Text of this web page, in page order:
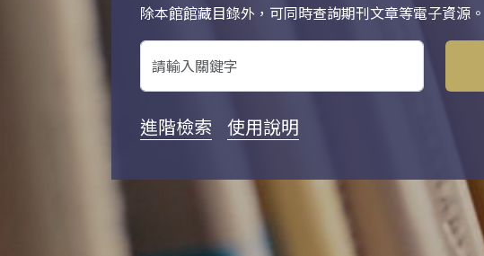
除本館館藏目錄外，可同時查詢期刊文章等電子資源。
關鍵字搜尋
進階檢索 使用說明